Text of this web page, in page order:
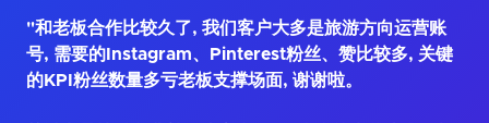
"和老板合作比较久了, 我们客户大多是旅游方向运营账
号, 需要的Instagram、Pinterest粉丝、赞比较多, 关键
的KPI粉丝数量多亏老板支撑场面, 谢谢啦。